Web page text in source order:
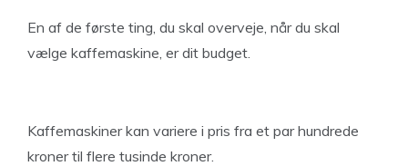
En af de første ting, du skal overveje, når du skal
vælge kaffemaskine, er dit budget.
Kaffemaskiner kan variere i pris fra et par hundrede
kroner til flere tusinde kroner.